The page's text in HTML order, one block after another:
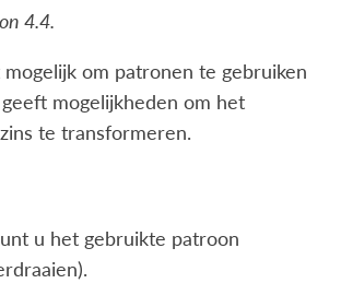
4.4.
om patronen te gebruiken
mogelijkheden om het
te transformeren.
u het gebruikte patroon